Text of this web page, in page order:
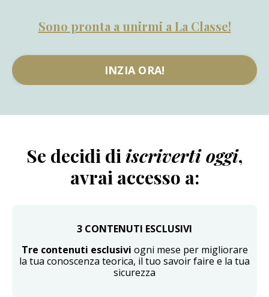
Sono pronta a unirmi a La Classe!
INZIA ORA!
Se decidi diiscriverti oggi,
avrai accesso a:
3 CONTENUTI ESCLUSIVI
Tre contenuti esclusivi ogni mese per migliorare
la tua conoscenza teorica, il tuo savoir faire e la tua
sicurezza